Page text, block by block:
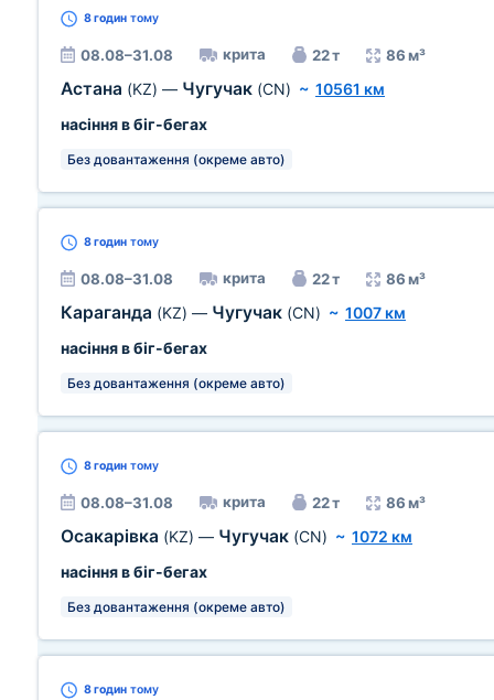
8 годин тому
08.08–31.08 крита 22 т 86 м³
Астана (KZ) — Чугучак (CN) ~ 10561 км
насіння в біг-бегах
Без довантаження (окреме авто)
8 годин тому
08.08–31.08 крита 22 т 86 м³
Караганда (KZ) — Чугучак (CN) ~ 1007 км
насіння в біг-бегах
Без довантаження (окреме авто)
8 годин тому
08.08–31.08 крита 22 т 86 м³
Осакарівка (KZ) — Чугучак (CN) ~ 1072 км
насіння в біг-бегах
Без довантаження (окреме авто)
8 годин тому